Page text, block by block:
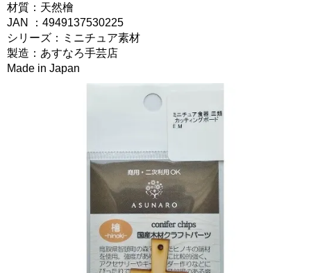
材質：天然檜
JAN ：4949137530225
シリーズ：ミニチュア素材
製造：あすなろ手芸店
Made in Japan